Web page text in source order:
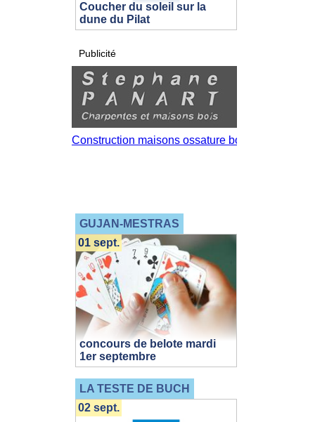
Coucher du soleil sur la
dune du Pilat
Publicité
GUJAN-MESTRAS
concours de belote mardi
1er septembre
01 sept.
LA TESTE DE BUCH
02 sept.